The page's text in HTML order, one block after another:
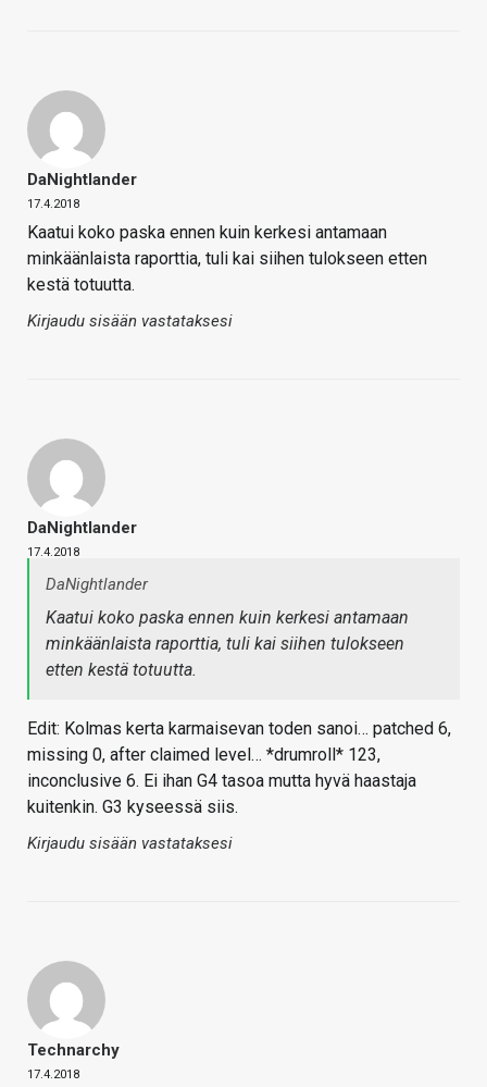
DaNightlander
17.4.2018
Kaatui koko paska ennen kuin kerkesi antamaan
minkäänlaista raporttia, tuli kai siihen tulokseen etten
kestä totuutta.
Kirjaudu sisään vastataksesi
DaNightlander
17.4.2018
DaNightlander
Kaatui koko paska ennen kuin kerkesi antamaan
minkäänlaista raporttia, tuli kai siihen tulokseen
etten kestä totuutta.
Edit: Kolmas kerta karmaisevan toden sanoi… patched 6,
missing 0, after claimed level… *drumroll* 123,
inconclusive 6. Ei ihan G4 tasoa mutta hyvä haastaja
kuitenkin. G3 kyseessä siis.
Kirjaudu sisään vastataksesi
Technarchy
17.4.2018